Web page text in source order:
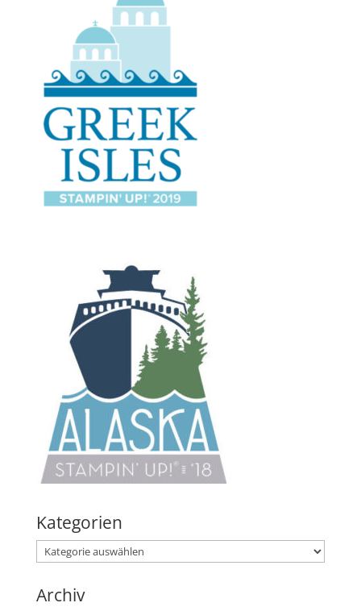
Kategorien
Kategorien
Archiv